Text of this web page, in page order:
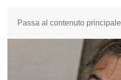
Passa al contenuto principale